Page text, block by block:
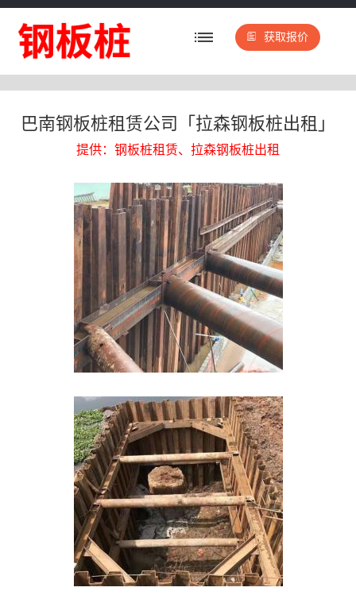
获取报价
巴南钢板桩租赁公司「拉森钢板桩出租」
提供：钢板桩租赁、拉森钢板桩出租